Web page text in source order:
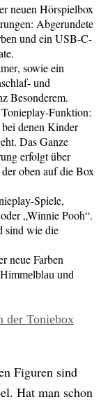
neuen Hörspielbox
Abgerundete
und ein USB-C-
, sowie ein
und
Besonderem.
Funktion:
bei denen Kinder
Das Ganze
erfolgt über
oben auf die Box
Spiele,
„Winnie Pooh“.
sind wie die
neue Farben
und
der Toniebox
Figuren sind
Hat man schon